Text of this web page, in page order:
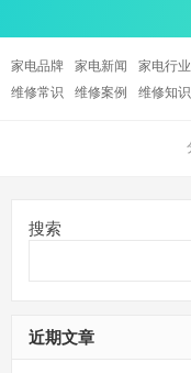
家电品牌 家电新闻
家电行业
维修常识 维修案例 维修知识
搜索
近期文章